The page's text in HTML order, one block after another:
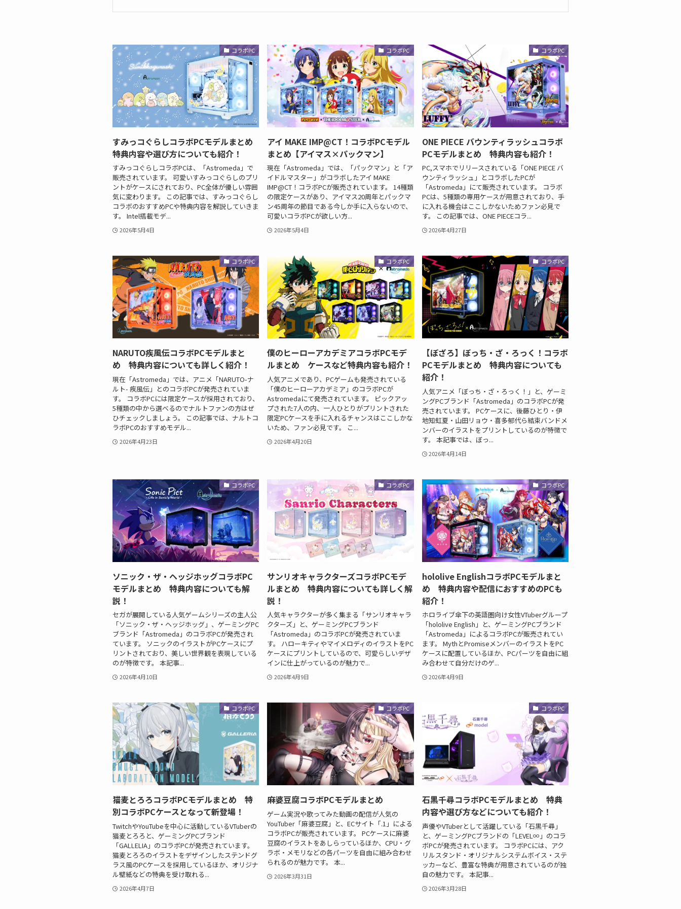
コラボPC
すみっコぐらしコラボPCモデルまとめ
特典内容や選び方についても紹介！
すみっコぐらしコラボPCは、「Astromeda」で
販売されています。 可愛いすみっコぐらしのプリ
ントがケースにされており、PC全体が優しい雰囲
気に変わります。 この記事では、すみっコぐらし
コラボのおすすめPCや特典内容を解説していきま
す。 Intel搭載モデ...
2026年5月4日
コラボPC
アイ MAKE IMP@CT！コラボPCモデル
まとめ【アイマス×パックマン】
現在「Astromeda」では、「パックマン」と「ア
イドルマスター」がコラボしたアイ MAKE
IMP@CT！コラボPCが販売されています。 14種類
の限定ケースがあり、アイマス20周年とパックマ
ン45周年の節目である今しか手に入らないので、
可愛いコラボPCが欲しい方...
2026年5月4日
コラボPC
ONE PIECE バウンティラッシュコラボ
PCモデルまとめ 特典内容も紹介！
PC,スマホでリリースされている「ONE PIECE バ
ウンティラッシュ」とコラボしたPCが
「Astromeda」にて販売されています。 コラボ
PCは、5種類の専用ケースが用意されており、手
に入れる機会はここしかないためファン必見で
す。 この記事では、ONE PIECEコラ...
2026年4月27日
コラボPC
NARUTO疾風伝コラボPCモデルまと
め 特典内容についても詳しく紹介！
現在「Astromeda」では、アニメ「NARUTO-ナ
ルト- 疾風伝」とのコラボPCが発売されていま
す。 コラボPCには限定ケースが採用されており、
5種類の中から選べるのでナルトファンの方はぜ
ひチェックしましょう。 この記事では、ナルトコ
ラボPCのおすすめモデル...
2026年4月23日
コラボPC
僕のヒーローアカデミアコラボPCモデ
ルまとめ ケースなど特典内容も紹介！
人気アニメであり、PCゲームも発売されている
「僕のヒーローアカデミア」のコラボPCが
Astromedaにて発売されています。 ピックアッ
プされた7人の内、一人ひとりがプリントされた
限定PCケースを手に入れるチャンスはここしかな
いため、ファン必見です。 こ...
2026年4月20日
コラボPC
【ぼざろ】ぼっち・ざ・ろっく！コラボ
PCモデルまとめ 特典内容についても
紹介！
人気アニメ「ぼっち・ざ・ろっく！」と、ゲーミ
ングPCブランド「Astromeda」のコラボPCが発
売されています。 PCケースに、後藤ひとり・伊
地知虹夏・山田リョウ・喜多郁代ら結束バンドメ
ンバーのイラストをプリントしているのが特徴で
す。 本記事では、ぼっ...
2026年4月14日
コラボPC
ソニック・ザ・ヘッジホッグコラボPC
モデルまとめ 特典内容についても解
説！
セガが展開している人気ゲームシリーズの主人公
「ソニック・ザ・ヘッジホッグ」、ゲーミングPC
ブランド「Astromeda」のコラボPCが発売され
ています。 ソニックのイラストがPCケースにプ
リントされており、美しい世界観を表現している
のが特徴です。 本記事...
2026年4月10日
コラボPC
サンリオキャラクターズコラボPCモデ
ルまとめ 特典内容についても詳しく解
説！
人気キャラクターが多く集まる「サンリオキャラ
クターズ」と、ゲーミングPCブランド
「Astromeda」のコラボPCが発売されていま
す。 ハローキティやマイメロディのイラストをPC
ケースにプリントしているので、可愛らしいデザ
インに仕上がっているのが魅力で...
2026年4月9日
コラボPC
hololive EnglishコラボPCモデルまと
め 特典内容や配信におすすめのPCも
紹介！
ホロライブ傘下の英語圏向け女性VTuberグループ
「hololive English」と、ゲーミングPCブランド
「Astromeda」によるコラボPCが販売されてい
ます。 MythとPromiseメンバーのイラストをPC
ケースに配置しているほか、PCパーツを自由に組
み合わせて自分だけのゲ...
2026年4月9日
コラボPC
猫麦とろろコラボPCモデルまとめ 特
別コラボPCケースとなって新登場！
TwitchやYouTubeを中心に活動しているVTuberの
猫麦とろろと、ゲーミングPCブランド
「GALLELIA」のコラボPCが発売されています。
猫麦とろろのイラストをデザインしたステンドグ
ラス風のPCケースを採用しているほか、オリジナ
ル壁紙などの特典を受け取れる...
2026年4月7日
コラボPC
麻婆豆腐コラボPCモデルまとめ
ゲーム実況や歌ってみた動画の配信が人気の
YouTuber「麻婆豆腐」と、ECサイト「.1」による
コラボPCが販売されています。 PCケースに麻婆
豆腐のイラストをあしらっているほか、CPU・グ
ラボ・メモリなどの各パーツを自由に組み合わせ
られるのが魅力です。 本...
2026年3月31日
コラボPC
石黒千尋コラボPCモデルまとめ 特典
内容や選び方などについても紹介！
声優やVTuberとして活躍している「石黒千尋」
と、ゲーミングPCブランドの「LEVEL∞」のコラ
ボPCが発売されています。 コラボPCには、アク
リルスタンド・オリジナルシステムボイス・ステ
ッカーなど、豊富な特典が用意されているのが独
自の魅力です。 本記事...
2026年3月28日